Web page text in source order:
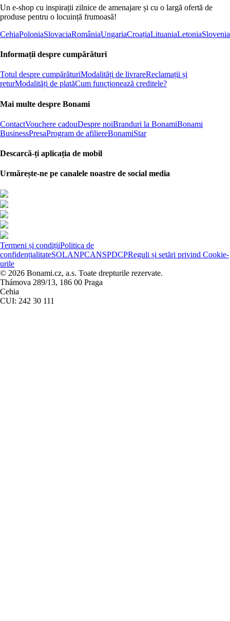
Un e-shop cu inspirații zilnice de amenajare și cu o largă ofertă de
produse pentru o locuință frumoasă!
CehiaPoloniaSlovaciaRomâniaUngariaCroațiaLituaniaLetoniaSlovenia
Informații despre cumpărături
Totul despre cumpărăturiModalități de livrareReclamații și
returModalități de platăCum funcționează creditele?
Mai multe despre Bonami
ContactVouchere cadouDespre noiBranduri la BonamiBonami
BusinessPresaProgram de afiliereBonamiStar
Descarcă-ți aplicația de mobil
Urmărește-ne pe canalele noastre de social media
Termeni și condițiiPolitica de
confidențialitateSOLANPCANSPDCPReguli și setări privind Cookie-
urile
© 2026 Bonami.cz, a.s. Toate drepturile rezervate.
Thámova 289/13, 186 00 Praga
Cehia
CUI: 242 30 111